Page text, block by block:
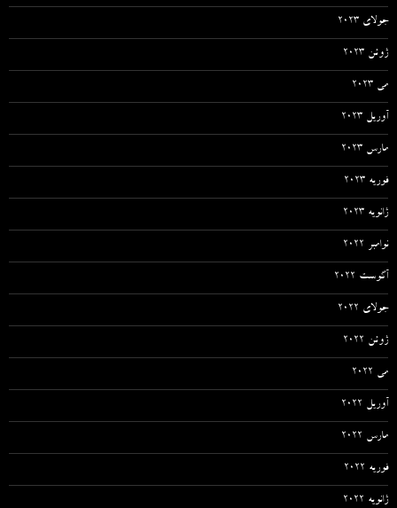
جولای 2023
ژوئن 2023
می 2023
آوریل 2023
مارس 2023
فوریه 2023
ژانویه 2023
نوامبر 2022
آگوست 2022
جولای 2022
ژوئن 2022
می 2022
آوریل 2022
مارس 2022
فوریه 2022
ژانویه 2022